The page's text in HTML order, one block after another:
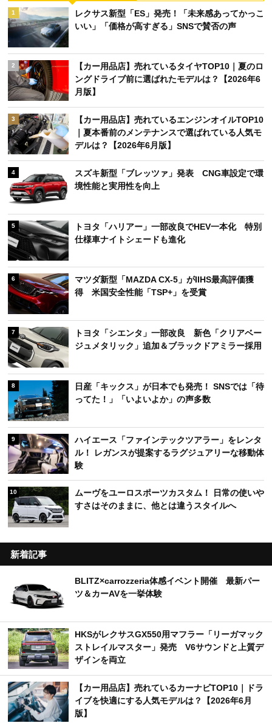
1
レクサス新型「ES」発売！「未来感あってかっこ
いい」「価格が高すぎる」SNSで賛否の声
2
【カー用品店】売れているタイヤTOP10｜夏のロ
ングドライブ前に選ばれたモデルは？【2026年6
月版】
3
【カー用品店】売れているエンジンオイルTOP10
｜夏本番前のメンテナンスで選ばれている人気モ
デルは？【2026年6月版】
4
スズキ新型「ブレッツァ」発表 CNG車設定で環
境性能と実用性を向上
5
トヨタ「ハリアー」一部改良でHEV一本化 特別
仕様車ナイトシェードも進化
6
マツダ新型「MAZDA CX-5」がIIHS最高評価獲
得 米国安全性能「TSP+」を受賞
7
トヨタ「シエンタ」一部改良 新色「クリアベー
ジュメタリック」追加＆ブラックドアミラー採用
8
日産「キックス」が日本でも発売！ SNSでは「待
ってた！」「いよいよか」の声多数
9
ハイエース「ファインテックツアラー」をレンタ
ル！ レガンスが提案するラグジュアリーな移動体
験
10
ムーヴをユーロスポーツカスタム！ 日常の使いや
すさはそのままに、他とは違うスタイルへ
新着記事
BLITZ×carrozzeria体感イベント開催 最新パー
ツ＆カーAVを一挙体験
HKSがレクサスGX550用マフラー「リーガマック
ストレイルマスター」発売 V6サウンドと上質デ
ザインを両立
【カー用品店】売れているカーナビTOP10｜ドラ
イブを快適にする人気モデルは？【2026年6月
版】